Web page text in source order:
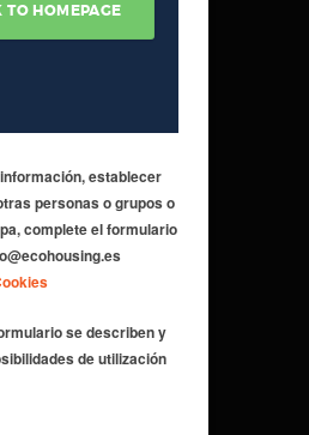
establecer
personas o grupos o
complete el formulario
se describen y
de utilización